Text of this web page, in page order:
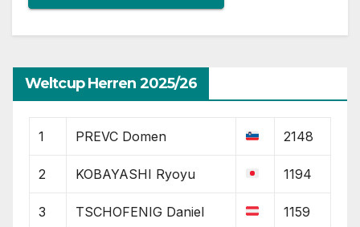
Weltcup Herren 2025/26
1 PREVC Domen 2148
2 KOBAYASHI Ryoyu 1194
3 TSCHOFENIG Daniel 1159